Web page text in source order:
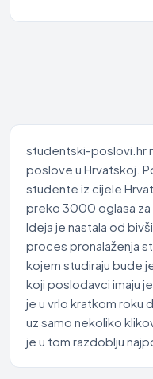
studentski-poslovi.hr
poslove u Hrvatskoj.
studente iz cijele
preko 3000 oglasa
Ideja je nastala od
proces pronalaženja
kojem studiraju bude
koji poslodavci imaju
je u vrlo kratkom roku
uz samo nekoliko
je u tom razdoblju